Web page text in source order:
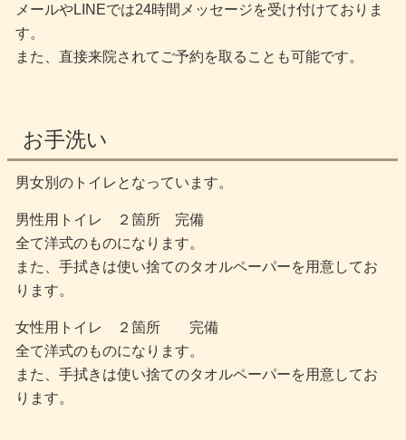
メールやLINEでは24時間メッセージを受け付けておりま
す。
また、直接来院されてご予約を取ることも可能です。
お手洗い
男女別のトイレとなっています。
男性用トイレ ２箇所 完備
全て洋式のものになります。
また、手拭きは使い捨てのタオルペーパーを用意してお
ります。
女性用トイレ ２箇所 完備
全て洋式のものになります。
また、手拭きは使い捨てのタオルペーパーを用意してお
ります。